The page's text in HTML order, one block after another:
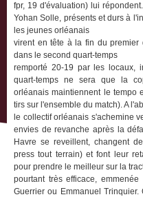
fpr, 19 d'évaluation) lui
Yohan Solle, présents et durs à
les jeunes orléanais
virent en tête à la fin du premier
dans le second quart-temps
remporté 20-19 par les locaux,
quart-temps ne sera que la
orléanais maintiennent le tempo
tirs sur l'ensemble du match). A
le collectif orléanais s'achemine
envies de revanche après la
Havre se reveillent, changent
press tout terrain) et font leur
pour prendre le meilleur sur la
pourtant très efficace,
Guerrier ou Emmanuel